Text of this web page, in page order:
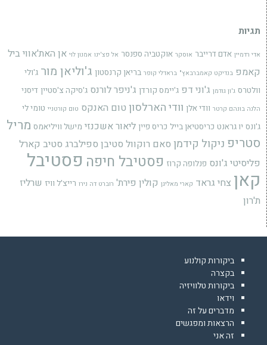
תגיות
אדי רדמיין אדם דרייבר אוסקר אוקטביה ספנסר אל פצ'ינו אמנון לוי אן האת'אוויביל
קאמפ בנדיקט קאמברבאץ" בראדלי קופר בריאן קרנסטון ג'וליאן מור ג'ולי
וולטרס ג'ון גודמן ג'וני דפ ג'יימס קורדן ג'ניפר לורנס ג'סיקה צ'סטיין דיסני
הלנה בונהם קרטר וודי אלן וודי הארלסון טום האנקס טום קורטניי טומי לי
ג'ונס יו גראנט כריסטיאן בייל כריס פיין ליאור אשכנזי מישל וויליאמס מריל
סטריפ ניקול קידמן סאם רוקוול סטיבן ספילברג סטיב קארל
פליסיטי ג'ונס פנלופה קרוז פסטיבל חיפה פסטיבל
קאן צחי גראד קארי מאליגן קולין פירת' רוברט דה נירו רייצ'ל וויז שרליז
ת'רון
ביקורות קולנוע
בקצרה
ביקורות טלוויזיה
וידאו
מדברים על זה
הרצאות ומפגשים
זה אני